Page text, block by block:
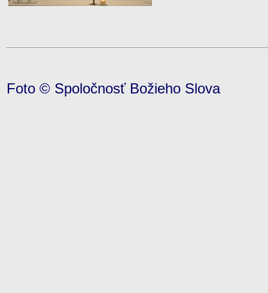
Foto © Spoločnosť Božieho Slova